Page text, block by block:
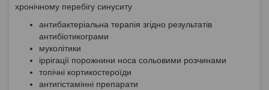
хронічному перебігу синуситу
антибактеріальна терапія згідно результатів
антибіотикограми
муколітики
іррігації порожнини носа сольовими розчинами
топічні кортикостероїди
антигістамінні препарати